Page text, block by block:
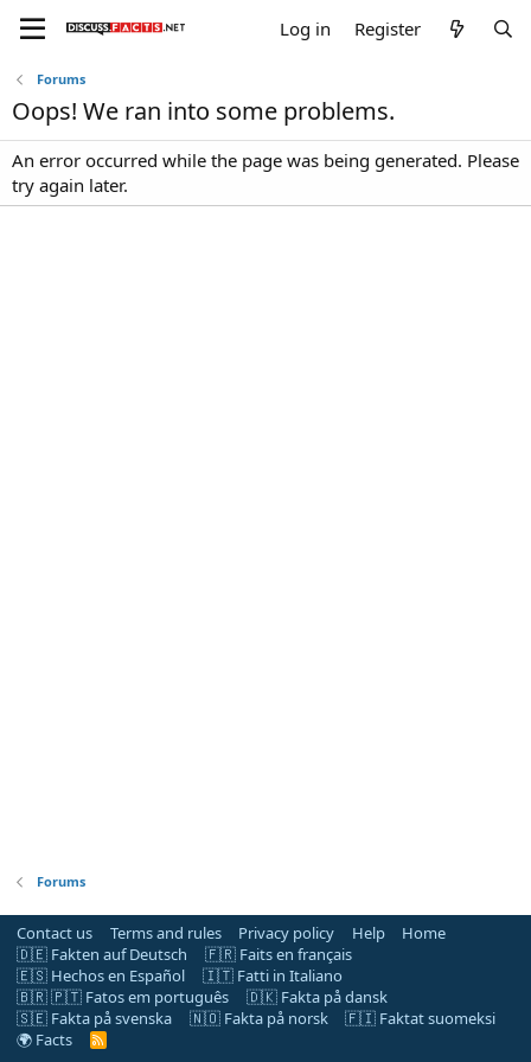
Log in Register
Forums
Oops! We ran into some problems.
An error occurred while the page was being generated. Please
try again later.
Forums
Contact us Terms and rules Privacy policy Help
Home
🇩🇪 Fakten auf Deutsch
🇫🇷 Faits en français
🇪🇸 Hechos en Español
🇮🇹 Fatti in Italiano
🇧🇷 🇵🇹 Fatos em português
🇩🇰 Fakta på dansk
🇸🇪 Fakta på svenska
🇳🇴 Fakta på norsk
🇫🇮 Faktat suomeksi
🌍 Facts
R